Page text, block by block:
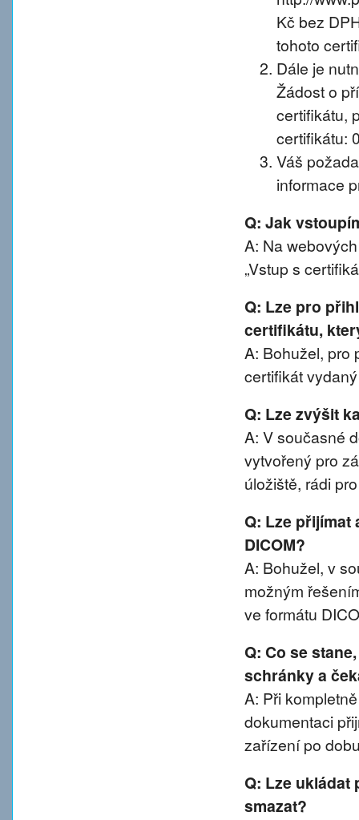
Kč bez
tohoto
Dále je
Žádost o
certifikátu,
certifikátu:
Váš
informace
Q: Jak
A: Na
„Vstup s
Q: Lze pro
certifikátu,
A: Bohužel, pro
certifikát
Q: Lze zvýšit
A: V současné
vytvořený pro
úložiště, rádi
Q: Lze přijímat
DICOM?
A: Bohužel, v
možným
ve formátu
Q: Co se
schránky a
A: Při
dokumentaci
zařízení po
Q: Lze
smazat?